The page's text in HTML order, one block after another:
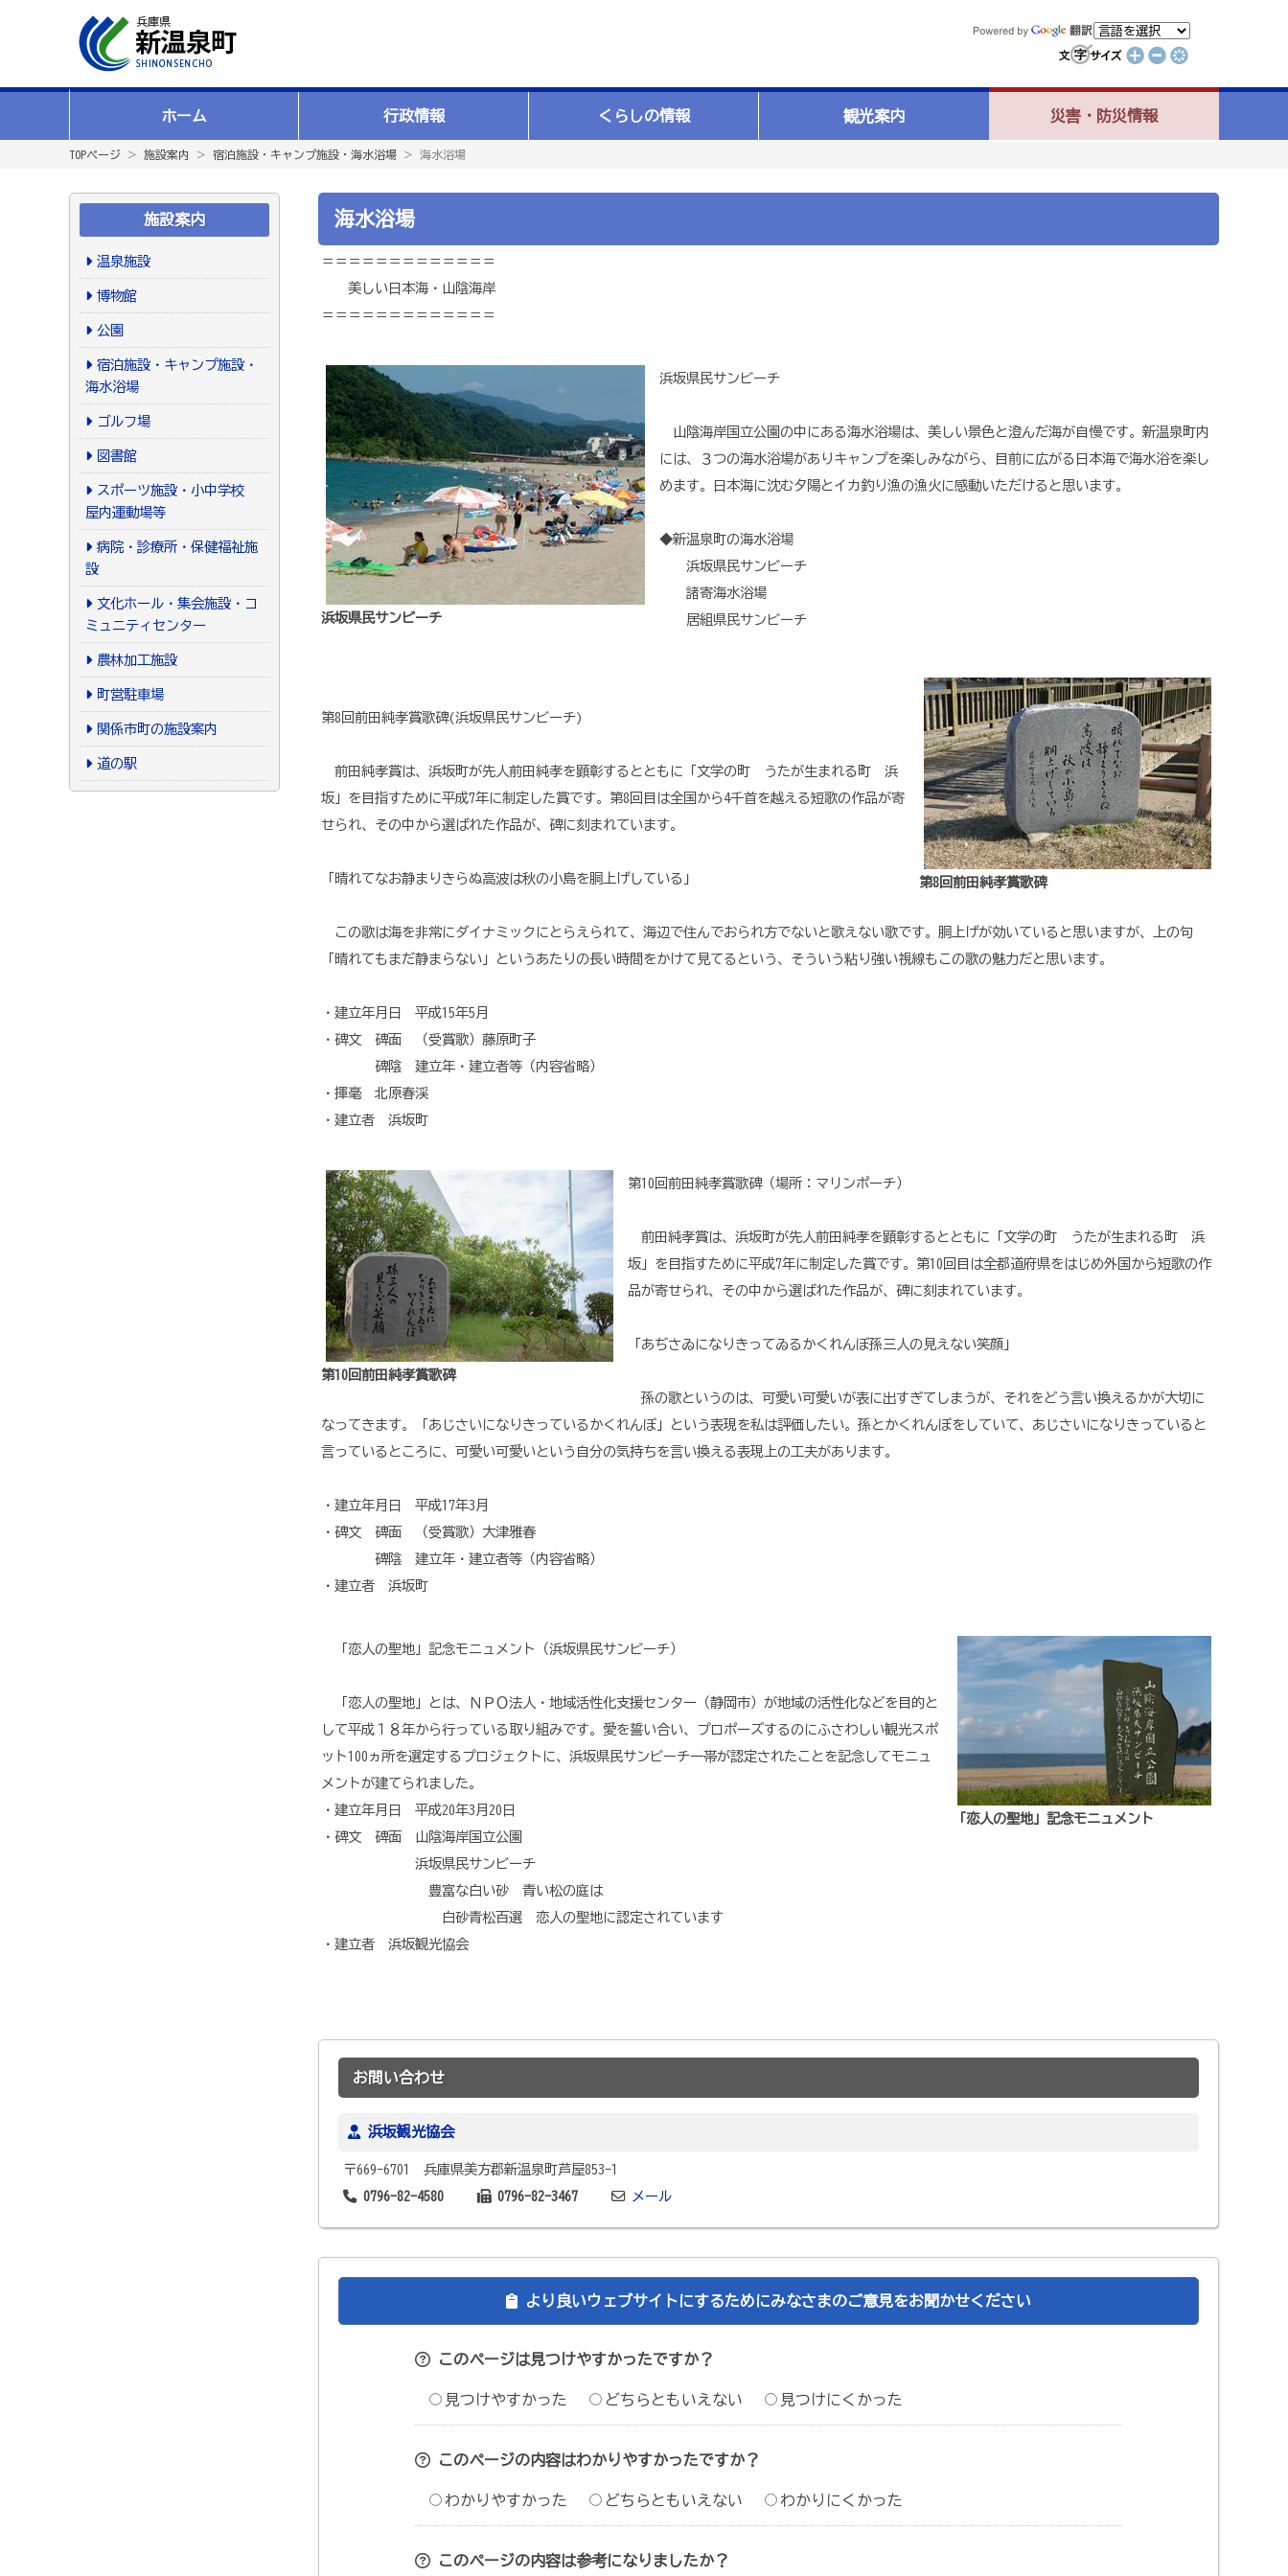
ホーム 行政情報 くらしの情報 観光案内 災害・防災情報
TOPページ ＞ 施設案内 ＞ 宿泊施設・キャンプ施設・海水浴場 ＞ 海水浴場
施設案内
温泉施設
博物館
公園
宿泊施設・キャンプ施設・
海水浴場
ゴルフ場
図書館
スポーツ施設・小中学校
屋内運動場等
病院・診療所・保健福祉施
設
文化ホール・集会施設・コ
ミュニティセンター
農林加工施設
町営駐車場
関係市町の施設案内
道の駅
海水浴場
＝＝＝＝＝＝＝＝＝＝＝＝＝
美しい日本海・山陰海岸
＝＝＝＝＝＝＝＝＝＝＝＝＝
浜坂県民サンビーチ
浜坂県民サンビーチ
山陰海岸国立公園の中にある海水浴場は、美しい景色と澄んだ海が自慢です。新温泉町内
には、３つの海水浴場がありキャンプを楽しみながら、目前に広がる日本海で海水浴を楽し
めます。日本海に沈む夕陽とイカ釣り漁の漁火に感動いただけると思います。
◆新温泉町の海水浴場
浜坂県民サンビーチ
諸寄海水浴場
居組県民サンビーチ
第8回前田純孝賞歌碑
第8回前田純孝賞歌碑(浜坂県民サンビーチ)
前田純孝賞は、浜坂町が先人前田純孝を顕彰するとともに「文学の町 うたが生まれる町 浜
坂」を目指すために平成7年に制定した賞です。第8回目は全国から4千首を越える短歌の作品が寄
せられ、その中から選ばれた作品が、碑に刻まれています。
「晴れてなお静まりきらぬ高波は秋の小島を胴上げしている」
この歌は海を非常にダイナミックにとらえられて、海辺で住んでおられ方でないと歌えない歌です。胴上げが効いていると思いますが、上の句
「晴れてもまだ静まらない」というあたりの長い時間をかけて見てるという、そういう粘り強い視線もこの歌の魅力だと思います。
・建立年月日 平成15年5月
・碑文 碑面 （受賞歌）藤原町子
碑陰 建立年・建立者等（内容省略）
・揮毫 北原春渓
・建立者 浜坂町
第10回前田純孝賞歌碑
第10回前田純孝賞歌碑（場所：マリンポーチ）
前田純孝賞は、浜坂町が先人前田純孝を顕彰するとともに「文学の町 うたが生まれる町 浜
坂」を目指すために平成7年に制定した賞です。第10回目は全都道府県をはじめ外国から短歌の作
品が寄せられ、その中から選ばれた作品が、碑に刻まれています。
「あぢさゐになりきってゐるかくれんぼ孫三人の見えない笑顔」
孫の歌というのは、可愛い可愛いが表に出すぎてしまうが、それをどう言い換えるかが大切に
なってきます。「あじさいになりきっているかくれんぼ」という表現を私は評価したい。孫とかくれんぼをしていて、あじさいになりきっていると
言っているところに、可愛い可愛いという自分の気持ちを言い換える表現上の工夫があります。
・建立年月日 平成17年3月
・碑文 碑面 （受賞歌）大津雅春
碑陰 建立年・建立者等（内容省略）
・建立者 浜坂町
「恋人の聖地」記念モニュメント
「恋人の聖地」記念モニュメント（浜坂県民サンビーチ）
「恋人の聖地」とは、ＮＰＯ法人・地域活性化支援センター（静岡市）が地域の活性化などを目的と
して平成１８年から行っている取り組みです。愛を誓い合い、プロポーズするのにふさわしい観光スポ
ット100ヵ所を選定するプロジェクトに、浜坂県民サンビーチ一帯が認定されたことを記念してモニュ
メントが建てられました。
・建立年月日 平成20年3月20日
・碑文 碑面 山陰海岸国立公園
浜坂県民サンビーチ
豊富な白い砂 青い松の庭は
白砂青松百選 恋人の聖地に認定されています
・建立者 浜坂観光協会
お問い合わせ
浜坂観光協会
〒669-6701 兵庫県美方郡新温泉町芦屋853-1
0796-82-4580
0796-82-3467 メール
より良いウェブサイトにするためにみなさまのご意見をお聞かせください
このページは見つけやすかったですか？
見つけやすかった どちらともいえない 見つけにくかった
このページの内容はわかりやすかったですか？
わかりやすかった どちらともいえない わかりにくかった
このページの内容は参考になりましたか？